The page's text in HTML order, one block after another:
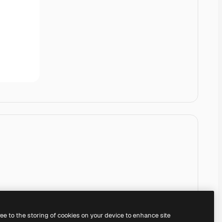
to the storing of cookies on your device to enhance site